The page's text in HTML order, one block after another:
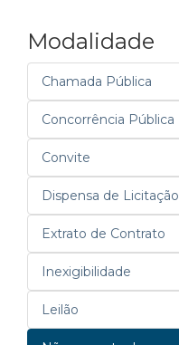
Modalidade
Chamada Pública
Concorrência Pública
Convite
Dispensa de Licitação
Extrato de Contrato
Inexigibilidade
Leilão